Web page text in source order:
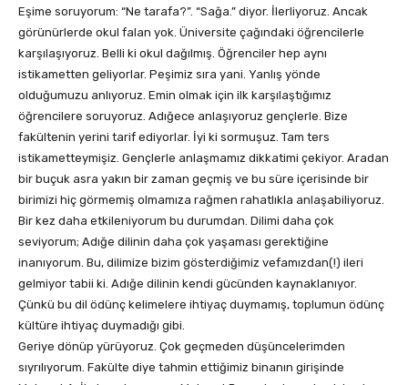
Eşime soruyorum: “Ne tarafa?”. “Sağa.” diyor. İlerliyoruz. Ancak
görünürlerde okul falan yok. Üniversite çağındaki öğrencilerle
karşılaşıyoruz. Belli ki okul dağılmış. Öğrenciler hep aynı
istikametten geliyorlar. Peşimiz sıra yani. Yanlış yönde
olduğumuzu anlıyoruz. Emin olmak için ilk karşılaştığımız
öğrencilere soruyoruz. Adığece anlaşıyoruz gençlerle. Bize
fakültenin yerini tarif ediyorlar. İyi ki sormuşuz. Tam ters
istikametteymişiz. Gençlerle anlaşmamız dikkatimi çekiyor. Aradan
bir buçuk asra yakın bir zaman geçmiş ve bu süre içerisinde bir
birimizi hiç görmemiş olmamıza rağmen rahatlıkla anlaşabiliyoruz.
Bir kez daha etkileniyorum bu durumdan. Dilimi daha çok
seviyorum; Adığe dilinin daha çok yaşaması gerektiğine
inanıyorum. Bu, dilimize bizim gösterdiğimiz vefamızdan(!) ileri
gelmiyor tabii ki. Adığe dilinin kendi gücünden kaynaklanıyor.
Çünkü bu dil ödünç kelimelere ihtiyaç duymamış, toplumun ödünç
kültüre ihtiyaç duymadığı gibi.
Geriye dönüp yürüyoruz. Çok geçmeden düşüncelerimden
sıyrılıyorum. Fakülte diye tahmin ettiğimiz binanın girişinde